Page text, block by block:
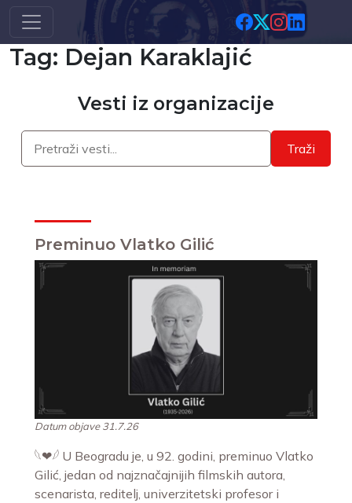
Skip to main content
Tag: Dejan Karaklajić
Vesti iz organizacije
Traži
Preminuo Vlatko Gilić
Datum objave 31.7.26
𓆩❤︎𓆪 U Beogradu je, u 92. godini, preminuo Vlatko
Gilić, jedan od najznačajnijih filmskih autora,
scenarista, reditelj, univerzitetski profesor i